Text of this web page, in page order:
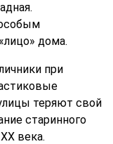
дома.
при
теряют свой
старинного
века.